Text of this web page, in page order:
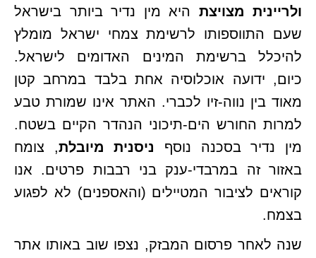
ולריינית מצויצת היא מין נדיר ביותר בישראל
שעם התווספותו לרשימת צמחי ישראל מומלץ
להיכלל ברשימת המינים האדומים לישראל.
כיום, ידועה אוכלוסיה אחת בלבד במרחב קטן
מאוד בין נווה-זיו לכברי. האתר אינו שמורת טבע
למרות החורש הים-תיכוני הנהדר הקיים בשטח.
מין נדיר בסכנה נוסף
ניסנית מיובלת, צומח
באזור זה במרבדי-ענק בני רבבות פרטים. אנו
קוראים לציבור המטיילים (והאספנים) לא לפגוע
בצמח.
שנה לאחר פרסום המבזק, נצפו שוב באותו אתר